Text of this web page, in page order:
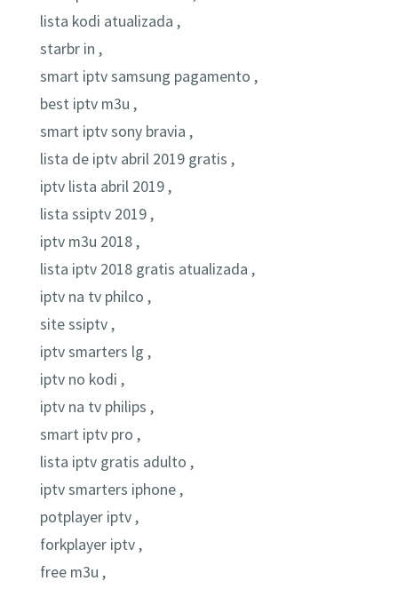
lista kodi atualizada ,
starbr in ,
smart iptv samsung pagamento ,
best iptv m3u ,
smart iptv sony bravia ,
lista de iptv abril 2019 gratis ,
iptv lista abril 2019 ,
lista ssiptv 2019 ,
iptv m3u 2018 ,
lista iptv 2018 gratis atualizada ,
iptv na tv philco ,
site ssiptv ,
iptv smarters lg ,
iptv no kodi ,
iptv na tv philips ,
smart iptv pro ,
lista iptv gratis adulto ,
iptv smarters iphone ,
potplayer iptv ,
forkplayer iptv ,
free m3u ,